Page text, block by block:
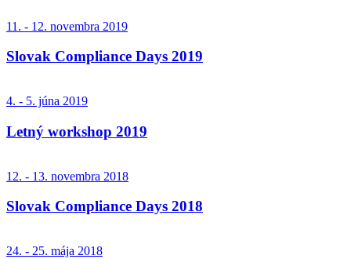
11. - 12. novembra 2019
Slovak Compliance Days 2019
4. - 5. júna 2019
Letný workshop 2019
12. - 13. novembra 2018
Slovak Compliance Days 2018
24. - 25. mája 2018